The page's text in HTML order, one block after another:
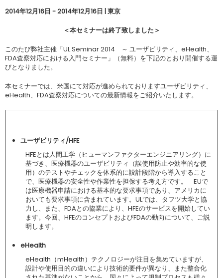
2014年12月16日 - 2014年12月16日 | 東京
＜本セミナーは終了致しました＞
このたび弊社主催「UL Seminar 2014 ～ ユーザビリティ、eHealth、
FDA査察対応における入門セミナー」（無料）を下記のとおり開催する運
びとなりました。
本セミナーでは、米国にて対応が進められておりますユーザビリティ、
eHealth、FDA査察対応についての最新情報をご紹介いたします。
ユーザビリティ/HFE
HFEとは人間工学（ヒューマンファクターエンジニアリング）に
基づき、医療機器のユーザビリティ（誤使用防止や効率的な使
用）のテストやチェックを体系的に設計段階から導入すること
で、医療機器の安全性や作業性を担保する考え方です。 EUで
は医療機器申請における基本的な要求事項であり、アメリカに
おいても要求事項に含まれています。ULでは、タフツ大学と協
力し、また、FDAとの協業により、HFEのサービスを開始してい
ます。今回、HFEのコンセプトおよびFDAの動向について、ご説
明します。
eHealth
eHealth（mHealth）テクノロジーが注目を集めていますが、
設計や使用目的の違いにより技術的要件が異なり、また整合化